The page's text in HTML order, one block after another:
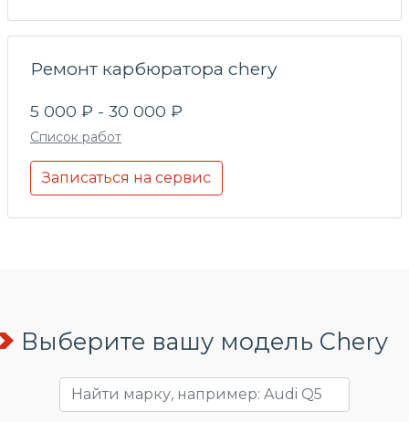
Ремонт карбюратора chery
5 000 ₽ - 30 000 ₽
Список работ
Записаться на сервис
Выберите вашу модель Chery